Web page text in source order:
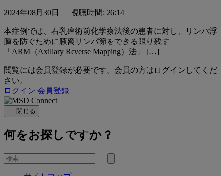
2024年08月30日 視聴時間: 26:14
本症例では、右乳癌術前化学療法後の患者に対し、リンパ浮
腫を防ぐために腋窩リンパ節をできる限り残す
「ARM（Axillary Reverse Mapping）法」 […]
閲覧には会員登録が必要です。会員の方はログインしてくだ
さい。
ログイン 会員登録
閉じる
何をお探しですか？
を
検